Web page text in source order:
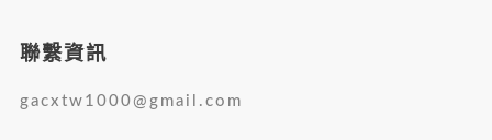
聯繫資訊
gacxtw1000@gmail.com